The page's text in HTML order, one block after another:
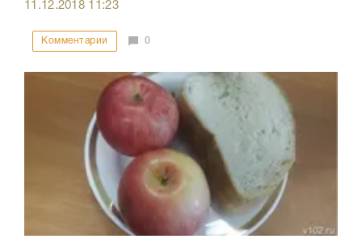
11.12.2018 11:23
Комментарии 0